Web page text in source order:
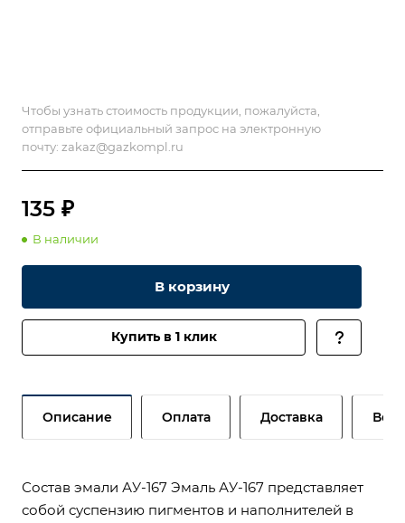
Чтобы узнать стоимость продукции, пожалуйста,
отправьте официальный запрос на электронную
почту: zakaz@gazkompl.ru
135 ₽
В наличии
В корзину
Купить в 1 клик
Описание Оплата Доставка
Состав эмали АУ-167 Эмаль АУ-167 представляет
собой суспензию пигментов и наполнителей в